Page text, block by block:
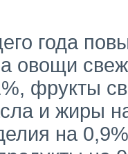
года
овощи
фрукты
и жиры
на